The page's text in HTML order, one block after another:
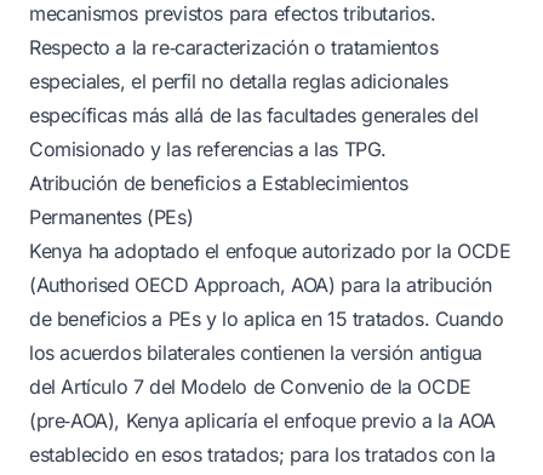
mecanismos previstos para efectos tributarios.
Respecto a la re‑caracterización o tratamientos
especiales, el perfil no detalla reglas adicionales
específicas más allá de las facultades generales del
Comisionado y las referencias a las TPG.
Atribución de beneficios a Establecimientos
Permanentes (PEs)
Kenya ha adoptado el enfoque autorizado por la OCDE
(Authorised OECD Approach, AOA) para la atribución
de beneficios a PEs y lo aplica en 15 tratados. Cuando
los acuerdos bilaterales contienen la versión antigua
del Artículo 7 del Modelo de Convenio de la OCDE
(pre‑AOA), Kenya aplicaría el enfoque previo a la AOA
establecido en esos tratados; para los tratados con la